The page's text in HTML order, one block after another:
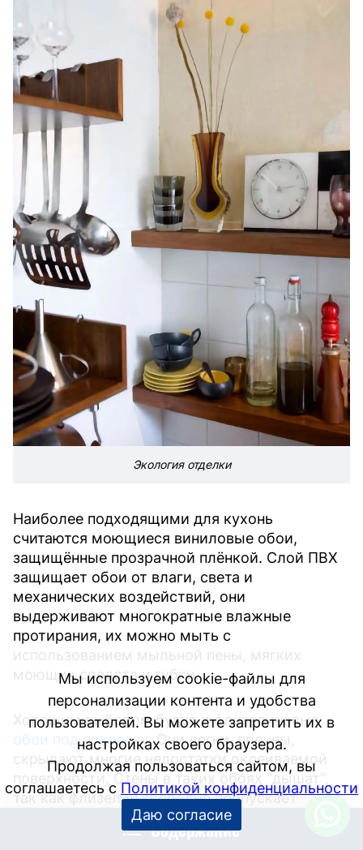
Экология отделки
Наиболее подходящими для кухонь
считаются моющиеся виниловые обои,
защищённые прозрачной плёнкой. Слой ПВХ
защищает обои от влаги, света и
механических воздействий, они
выдерживают многократные влажные
протирания, их можно мыть с
использованием мыльной пены, мягких
моющих средств и губки.
Хорошим выбором будут и флизелиновые
обои под покраску. Они легки, прочны,
скрывают многие недостатки оклеиваемой
поверхности. Стены в таких обоях "дышат",
так как флизелин свободно пропускает
воздух, не разбухает при намокании и не дает
усадки обоев при высыхании после покраски,
Содержание
Мы используем cookie-файлы для
персонализации контента и удобства
пользователей. Вы можете запретить их в
настройках своего браузера.
Продолжая пользоваться сайтом, вы
соглашаетесь сПолитикой конфиденциальности
Даю согласие